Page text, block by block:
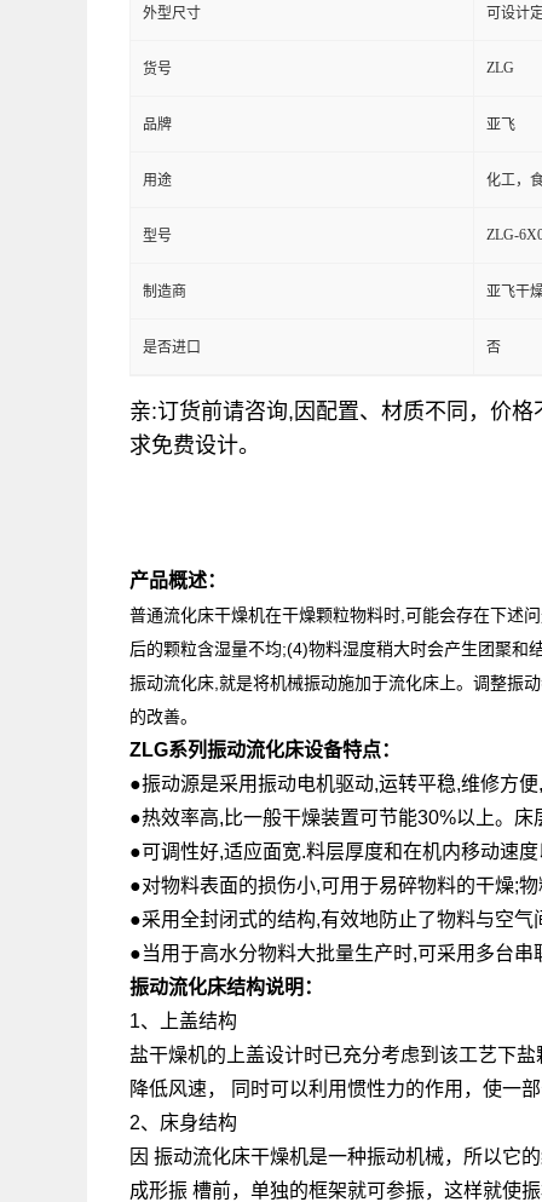
外型尺寸 可设计
货号 ZLG
品牌 亚飞
用途 化工，
型号 ZLG-
制造商 亚飞干
是否进口 否
亲:订货前请咨询,因配置、材质不同，价
求免费设计。
产品概述：
普通流化床干燥机在干燥颗粒物料时,可能会存在下述
后的颗粒含湿量不均;(4)物料湿度稍大时会产生团聚和
振动流化床,就是将机械振动施加于流化床上。调整振
的改善。
ZLG系列振动流化床设备特点：
●振动源是采用振动电机驱动,运转平稳,维修方
●热效率高,比一般干燥装置可节能30%以上。
●可调性好,适应面宽.料层厚度和在机内移动速
●对物料表面的损伤小,可用于易碎物料的干燥;
●采用全封闭式的结构,有效地防止了物料与空
●当用于高水分物料大批量生产时,可采用多台
振动流化床结构说明：
1、上盖结构
盐干燥机的上盖设计时已充分考虑到该工艺下
降低风速， 同时可以利用惯性力的作用，使一
2、床身结构
因 振动流化床干燥机是一种振动机械，所以它
成形振 槽前，单独的框架就可参振，这样就使